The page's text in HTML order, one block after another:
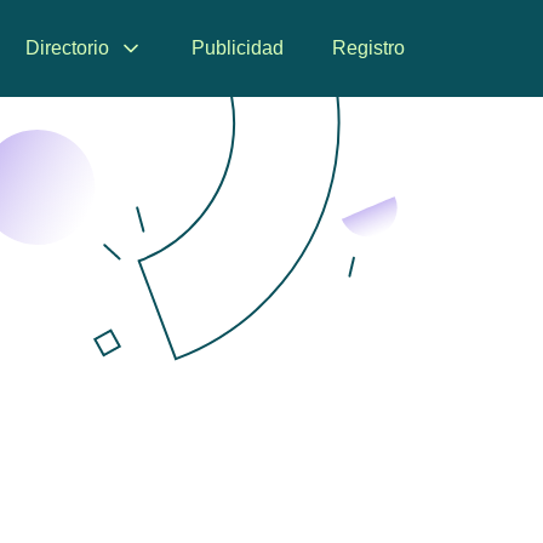
Directorio Publicidad Registro